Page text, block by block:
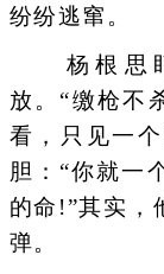
纷纷逃窜。
杨根思盯
放。“缴枪不
看，只见一
胆：“你就一
的命!”其实，
弹。